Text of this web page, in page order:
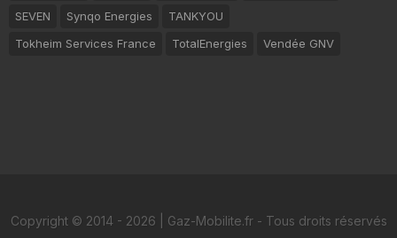
SEVEN
Synqo Energies
TANKYOU
Tokheim Services France
TotalEnergies Vendée GNV
Copyright © 2014 - 2026 | Gaz-Mobilite.fr - Tous droits réservés